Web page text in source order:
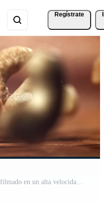
Regístrate
anacardo nueces otoño en el mesa. filmado en un alta velocidad cámara a 1000 fps. alto calidad full HD imágenes Vídeo Pro